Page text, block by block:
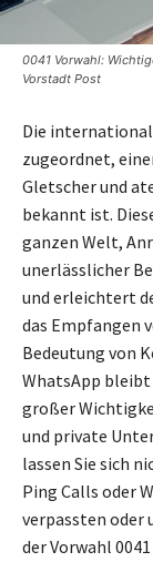
0041 Vorwahl:
Vorstadt Post
Die
zugeordnet,
Gletscher und
bekannt ist.
ganzen Welt,
unerlässlicher
und erleichtert
das Empfangen
Bedeutung von
WhatsApp
großer
und private
lassen Sie sich
Ping Calls oder
verpassten oder
der Vorwahl